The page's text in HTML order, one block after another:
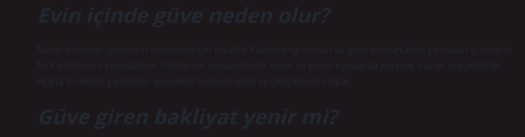
Evin içinde güve neden olur?
Nemli ortamlar güvelerin büyümesi için idealdir. Kahverengi tonları ve gece yumurtadan çıkmaları güvelerin
fark edilmesini kolaylaştırır. Tahıllarda, baklagillerde, odun ve yünlü eşyalarda kurtçuk olarak üreyebilirler.
Açıkta bırakılan yiyecekler güvelerin beslenmesini ve gelişmesini sağlar.
Güve giren bakliyat yenir mi?